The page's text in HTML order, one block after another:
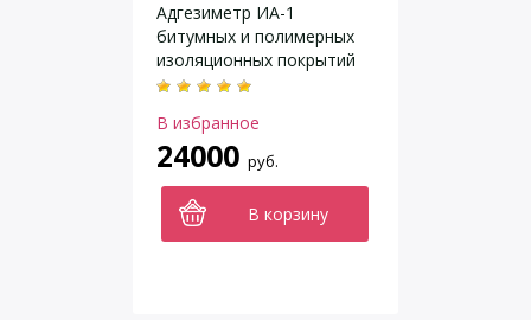
Адгезиметр ИА-1
битумных и полимерных
изоляционных покрытий
труб
В избранное
24000 руб.
В корзину